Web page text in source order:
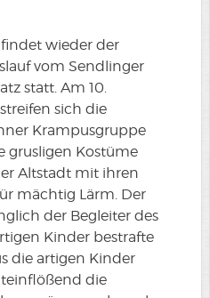
wieder der
vom Sendlinger
statt. Am 10.
sich die
Krampusgruppe
grusligen Kostüme
Altstadt mit ihren
mächtig Lärm. Der
der Begleiter des
Kinder bestrafte
die artigen Kinder
die